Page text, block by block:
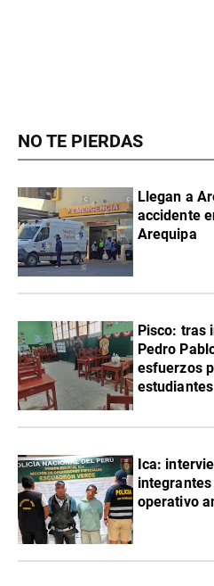
NO TE PIERDAS
Llegan a
accidente
Arequipa
Pisco: tras
Pedro
esfuerzos
estudiantes
Ica:
operativo